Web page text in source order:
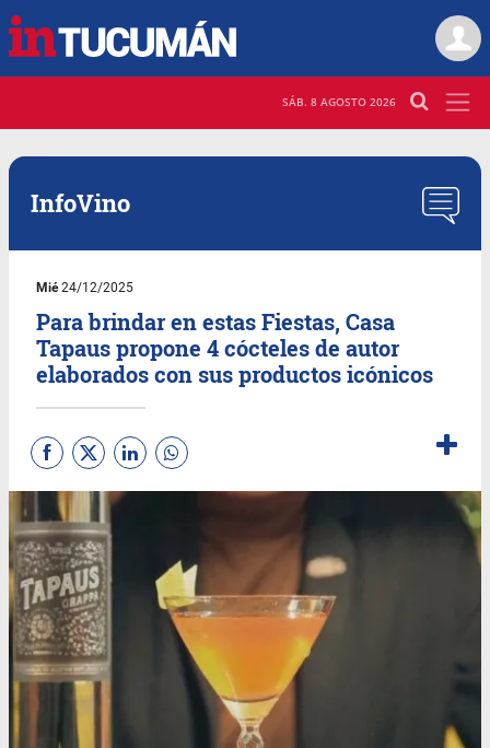
SÁB. 8 AGOSTO 2026
InfoVino
Mié24/12/2025
Para brindar en estas Fiestas, Casa
Tapaus propone 4 cócteles de autor
elaborados con sus productos icónicos